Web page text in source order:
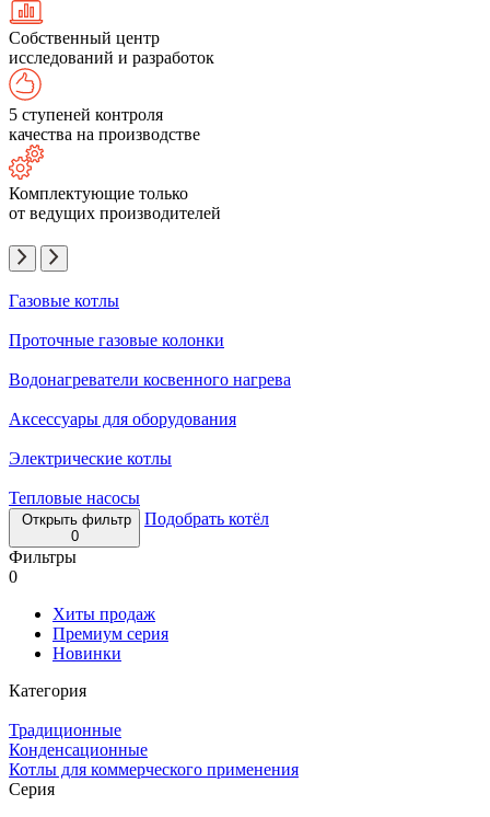
Собственный центр
исследований и разработок
5 ступеней контроля
качества на производстве
Комплектующие только
от ведущих производителей
Газовые котлы
Проточные газовые колонки
Водонагреватели косвенного нагрева
Аксессуары для оборудования
Электрические котлы
Тепловые насосы
Открыть фильтр
0
Подобрать котёл
Фильтры
0
Хиты продаж
Премиум серия
Новинки
Категория
Традиционные
Конденсационные
Котлы для коммерческого применения
Серия